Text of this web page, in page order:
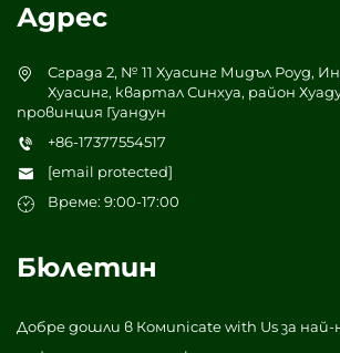
Адрес
Сграда 2, № 11 Хуасинг Мидъл Роуд,
Хуасинг, квартал Синхуа, район
провинция Гуандун
+86-17377554517
[email protected]
Време: 9:00-17:00
Бюлетин
Добре дошли в Комunicate with Us за